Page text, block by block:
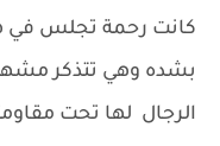
كانت رحمة تجلس في
بشده وهي تتذكر
الرجال لها تحت